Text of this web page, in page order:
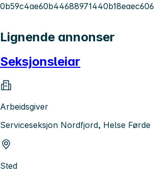
0b59c4ae60b44688971440b18eaec606
Lignende annonser
Seksjonsleiar
Arbeidsgiver
Serviceseksjon Nordfjord, Helse Førde
Sted